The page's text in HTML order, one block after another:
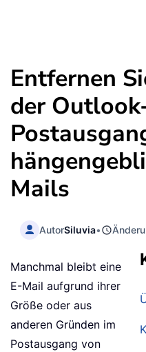
Entfernen
der
Mails
AutorSiluvia•
Manchmal bleibt eine
E-Mail aufgrund ihrer
Größe oder aus
anderen Gründen im
Postausgang von